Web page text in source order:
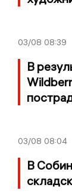
03/08 08:39
В
03/08 08:04
В